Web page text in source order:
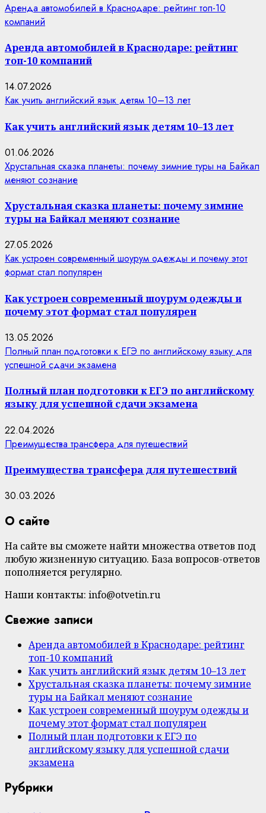
Аренда автомобилей в Краснодаре: рейтинг топ-10
компаний
Аренда автомобилей в Краснодаре: рейтинг
топ-10 компаний
14.07.2026
Как учить английский язык детям 10–13 лет
Как учить английский язык детям 10–13 лет
01.06.2026
Хрустальная сказка планеты: почему зимние туры на Байкал
меняют сознание
Хрустальная сказка планеты: почему зимние
туры на Байкал меняют сознание
27.05.2026
Как устроен современный шоурум одежды и почему этот
формат стал популярен
Как устроен современный шоурум одежды и
почему этот формат стал популярен
13.05.2026
Полный план подготовки к ЕГЭ по английскому языку для
успешной сдачи экзамена
Полный план подготовки к ЕГЭ по английскому
языку для успешной сдачи экзамена
22.04.2026
Преимущества трансфера для путешествий
Преимущества трансфера для путешествий
30.03.2026
О сайте
На сайте вы сможете найти множества ответов под
любую жизненную ситуацию. База вопросов-ответов
пополняется регулярно.
Наши контакты: info@otvetin.ru
Свежие записи
Аренда автомобилей в Краснодаре: рейтинг
топ-10 компаний
Как учить английский язык детям 10–13 лет
Хрустальная сказка планеты: почему зимние
туры на Байкал меняют сознание
Как устроен современный шоурум одежды и
почему этот формат стал популярен
Полный план подготовки к ЕГЭ по
английскому языку для успешной сдачи
экзамена
Рубрики